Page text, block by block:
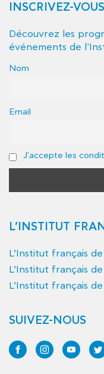
INSCRIVEZ-
Découvrez les
événements de
Nom
Email
J'accepte les
L’INSTITUT
L’Institut français
L’Institut français
L’Institut français
SUIVEZ-NOUS